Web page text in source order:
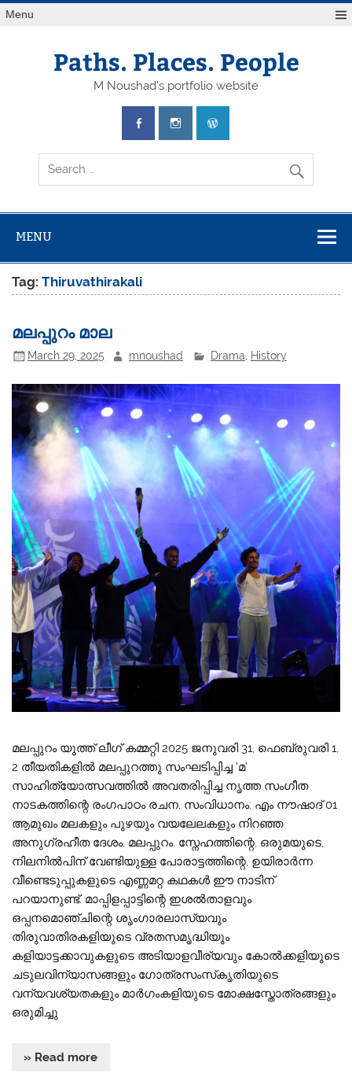
Skip
toMenu
Paths. Places. People
M Noushad's portfolio website
MENU
Tag:Thiruvathirakali
മലപ്പുറം മാല
March 29, 2025 mnoushad Drama History
മലപ്പുറം യൂത്ത് ലീഗ് കമ്മറ്റി 2025 ജനുവരി 31, ഫെബ്രുവരി 1,
2 തീയതികളിൽ മലപ്പുറത്തു സംഘടിപ്പിച്ച ‘മ’
സാഹിത്യോത്സവത്തിൽ അവതരിപ്പിച്ച നൃത്ത സംഗീത
നാടകത്തിന്റെ രംഗപാഠം രചന, സംവിധാനം: എം നൗഷാദ് 01
ആമുഖം മലകളും പുഴയും വയലേലകളും നിറഞ്ഞ
അനുഗ്രഹീത ദേശം, മലപ്പുറം. സ്നേഹത്തിന്റെ, ഒരുമയുടെ,
നിലനിൽപിന് വേണ്ടിയുള്ള പോരാട്ടത്തിന്റെ, ഉയിരാർന്ന
വീണ്ടെടുപ്പുകളുടെ എണ്ണമറ്റ കഥകൾ ഈ നാടിന്
പറയാനുണ്ട്. മാപ്പിളപ്പാട്ടിന്റെ ഇശൽതാളവും
ഒപ്പനമൊഞ്ചിന്റെ ശൃംഗാരലാസ്യവും
തിരുവാതിരകളിയുടെ വ്രതസമൃദ്ധിയും
കളിയാട്ടക്കാവുകളുടെ അടിയാളവീര്യവും കോൽക്കളിയുടെ
ചടുലവിന്യാസങ്ങളും ഗോത്രസംസ്‌കൃതിയുടെ
വന്യവശ്യതകളും മാർഗംകളിയുടെ മോക്ഷസ്തോത്രങ്ങളും
ഒരുമിച്ചു
» Read more